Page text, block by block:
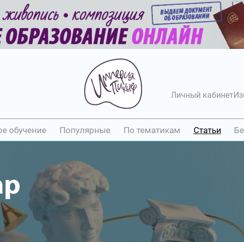
Личный кабинет
обучение Популярные По тематикам Статьи